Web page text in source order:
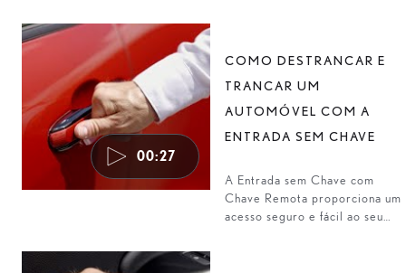
00:27
COMO DESTRANCAR E
TRANCAR UM
AUTOMÓVEL COM A
ENTRADA SEM CHAVE
A Entrada sem Chave com
Chave Remota proporciona um
acesso seguro e fácil ao seu